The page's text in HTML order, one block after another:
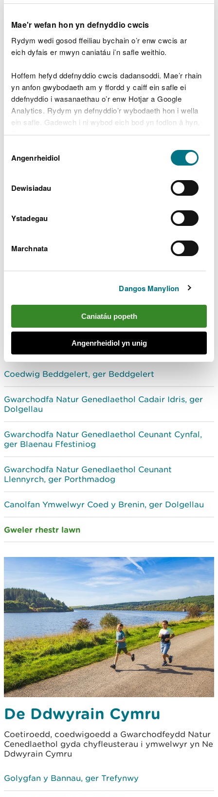
Mae'r wefan hon yn defnyddio cwcis
Rydym wedi gosod ffeiliau bychain o’r enw cwcis ar
eich dyfais er mwyn caniatáu i’n safle weithio.
Hoffem hefyd ddefnyddio cwcis dadansoddi. Mae’r rhain
yn anfon gwybodaeth am y ffordd y caiff ein safle ei
ddefnyddio i wasanaethau o’r enw Hotjar a Google
Analytics. Rydym yn defnyddio’r wybodaeth hon i wella
ein safle. Gadewch i ni wybod eich bod yn fodlon â hyn.
Byddwn yn defnyddio cwci i gadw eich dewis.
Gellirdarllen mwy am ein cwcis cyn i chi ddewis.
Caniatâd
Angenrheidiol
Dewisiadau
Ystadegau
Marchnata
Dangos Manylion
Caniatáu popeth
Angenrheidiol yn unig
Coedwig Clocaenog - Bod Petryal, ger Rhuthun
Coedwig Clocaenog - Boncyn Foel Bach, ger
Rhuthun
Rhuthun
Coedwig Clocaenog - Pincyn Llys, ger Rhuthun
Gweler rhestr lawn
Gogledd Orllewin Cymru
Coetiroedd, coedwigoedd a Gwarchodfeydd Natur
Cenedlaethol gyda chyfleusterau i ymwelwyr yng
Ngogledd Orllewin Cymru
Coedwig Beddgelert, ger Beddgelert
Gwarchodfa Natur Genedlaethol Cadair Idris, ger
Dolgellau
Gwarchodfa Natur Genedlaethol Ceunant Cynfal,
ger Blaenau Ffestiniog
Gwarchodfa Natur Genedlaethol Ceunant
Llennyrch, ger Porthmadog
Canolfan Ymwelwyr Coed y Brenin, ger Dolgellau
Gweler rhestr lawn
De Ddwyrain Cymru
Coetiroedd, coedwigoedd a Gwarchodfeydd Natur
Cenedlaethol gyda chyfleusterau i ymwelwyr yn Ne
Ddwyrain Cymru
Golygfan y Bannau, ger Trefynwy